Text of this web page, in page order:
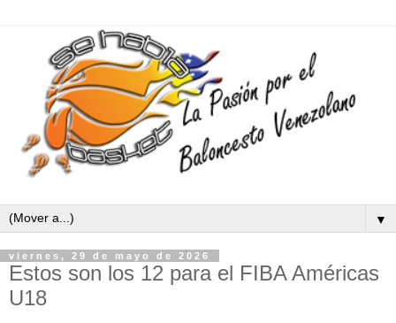
▼
viernes, 29 de mayo de 2026
Estos son los 12 para el FIBA Américas
U18